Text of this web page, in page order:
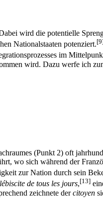
wird die potentielle
Nationalstaaten potenziert.
im
wird. Dazu werfe ich
(Punkt 2) oft
wo sich während der
zur Nation durch sein
de tous les jours,[13]
zeichnete dercitoyen